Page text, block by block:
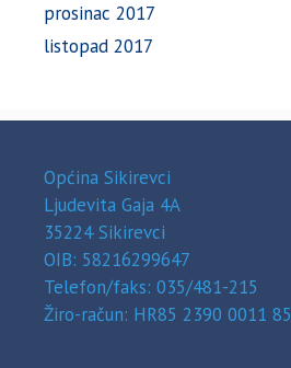
prosinac 2017
listopad 2017
Općina Sikirevci
Ljudevita Gaja 4A
35224 Sikirevci
OIB: 58216299647
Telefon/faks: 035/481-215
Žiro-račun: HR85 2390 0011